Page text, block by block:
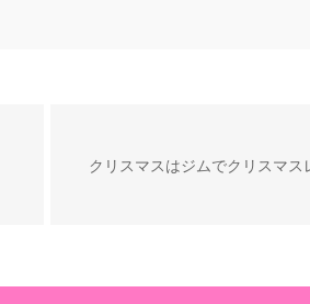
クリスマスはジムでクリスマス